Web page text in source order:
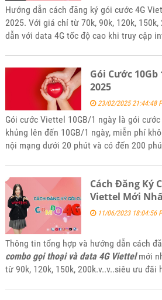
Hướng dẫn cách đăng ký gói cước 4G
2025. Với giá chỉ từ 70k, 90k, 120k,
dẫn với data 4G tốc độ cao khi truy cập
Gói Cước
2025
23/02/2025 21:44:48
Gói cước Viettel 10GB/1 ngày là gói
khủng lên đến 10GB/1 ngày, miễn phí
nội mạng dưới 20 phút và có đến 200
5gsimviettel.com.
Cách Đăng Ký
Viettel Mới
11/06/2023 18:04:56
Thông tin tổng hợp và hướng dẫn cách
combo gọi thoại và data 4G Viettelmới
từ 90k, 120k, 150k, 200k.v..v..siêu ưu